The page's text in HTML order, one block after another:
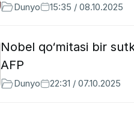
Dunyo 15:35 / 08.10.2025
Nobel qo‘mitasi bir
AFP
Dunyo 22:31 / 07.10.2025